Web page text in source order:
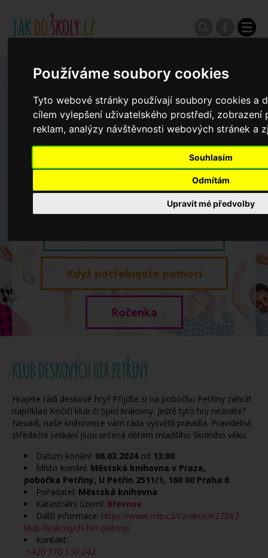
Používáme soubory cookies
Tyto webové stránky používají soubory cookies a
cílem vylepšení uživatelského prostředí, zobrazení
reklam, analýzy návštěvnosti webových stránek a
Souhlasím
Odmítám
Upravit mé předvolby
Zápisy do ZŠ 2026/27
Výroční zprávy
Koncepce školství
Když potřebujete pomoci
Ročenka
KLUB DESKOVÝCH HER PETŘINY
Hrajete rádi deskové hry? Přijďte si na pobočku Petřiny zahrát
například Kočičí klub či Spící královny. Ještě tyto hry neznáte?
Nevadí, naše knihovnice vám ráda vysvětlí pravidla. Pravidelná
středeční setkání jsou určená dětem mladšího školního věku.
Datum konání: 06.03.2024od 13:00
Místo konání: Městská knihovna v Praze,
pobočka Petřiny, U Petřin 2511/1, 160 00 Praha 6
Pořadatel: Městská knihovna
Katastrální území: Břevnov
Další informace: https://www.mlp.cz/cz/akce/e27567-
klub-deskovych-her-petriny/
Kontakt:
+420 770 130 242